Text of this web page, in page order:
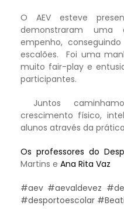
O AEV esteve
demonstraram uma
empenho,
escalões. Foi uma
muito fair-play e
participantes.
Juntos
crescimento físico,
alunos através da
Os professores do
Martins e Ana Rita Vaz
#aev #aevaldevez
#desportoescolar